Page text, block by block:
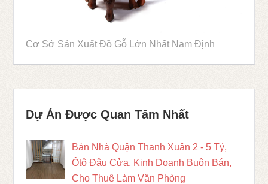
Cơ Sở Sản Xuất Đồ Gỗ Lớn Nhất Nam Định
Dự Án Được Quan Tâm Nhất
Bán Nhà Quận Thanh Xuân 2 - 5 Tỷ,
Ôtô Đậu Cửa, Kinh Doanh Buôn Bán,
Cho Thuê Làm Văn Phòng